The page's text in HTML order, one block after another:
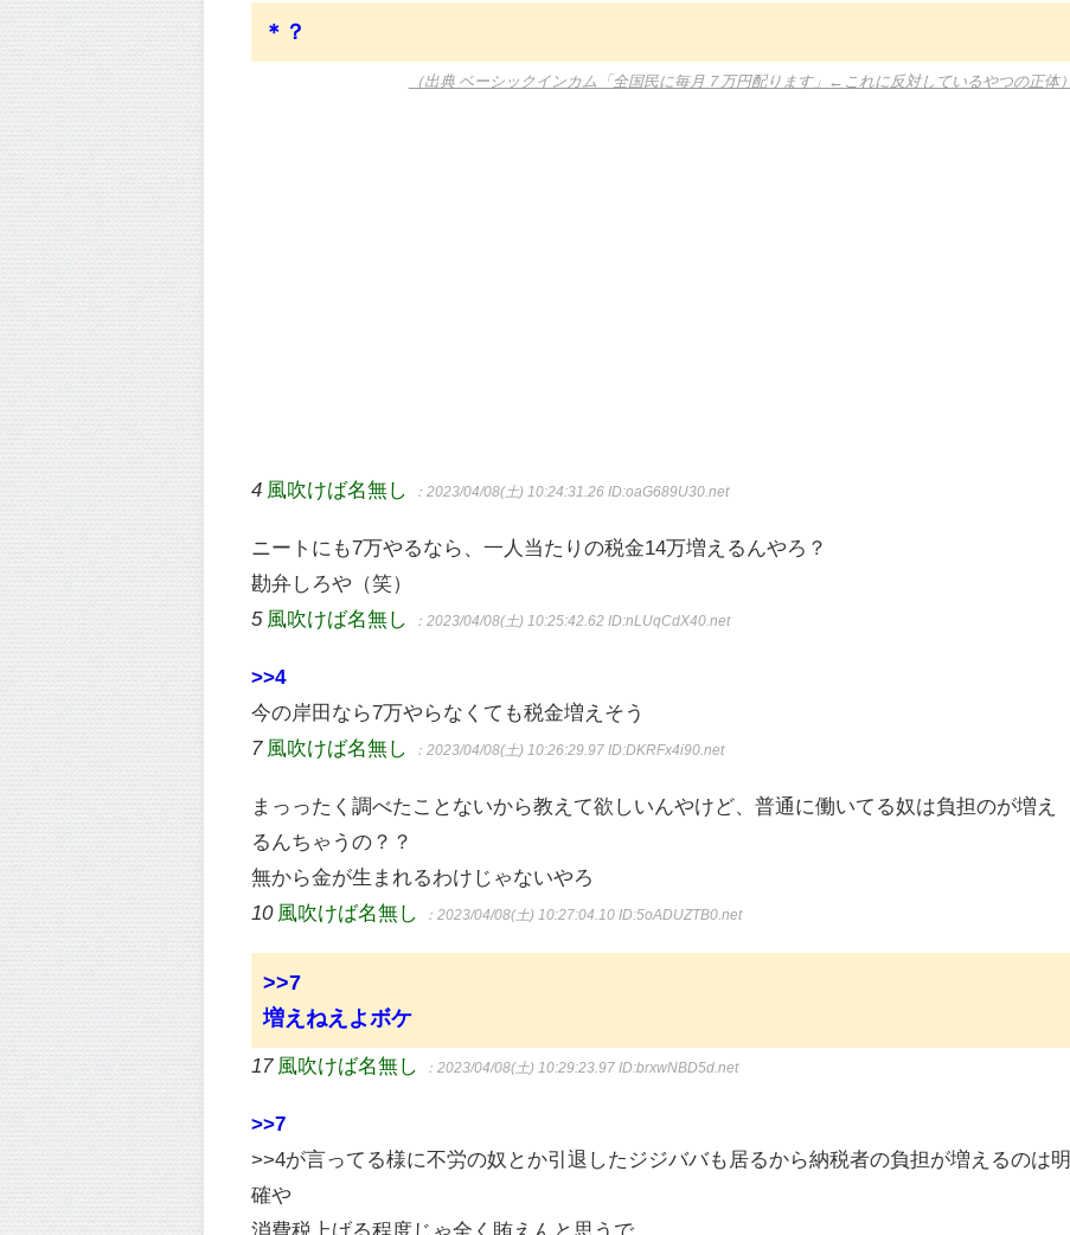
＊？
（出典 ベーシックインカム「全国民に毎月７万円配ります」←これに反対しているやつの正体）
4 風吹けば名無し ：2023/04/08(土) 10:24:31.26ID:oaG689U30.net
ニートにも7万やるなら、一人当たりの税金14万増えるんやろ？
勘弁しろや（笑）
5 風吹けば名無し ：2023/04/08(土) 10:25:42.62ID:nLUqCdX40.net
>>4
今の岸田なら7万やらなくても税金増えそう
7 風吹けば名無し ：2023/04/08(土) 10:26:29.97ID:DKRFx4i90.net
まっったく調べたことないから教えて欲しいんやけど、普通に働いてる奴は負担のが増え
るんちゃうの？？
無から金が生まれるわけじゃないやろ
10 風吹けば名無し ：2023/04/08(土) 10:27:04.10ID:5oADUZTB0.net
>>7
増えねえよボケ
17 風吹けば名無し ：2023/04/08(土) 10:29:23.97ID:brxwNBD5d.net
>>7
>>4が言ってる様に不労の奴とか引退したジジババも居るから納税者の負担が増えるのは明
確や
消費税上げる程度じゃ全く賄えんと思うで